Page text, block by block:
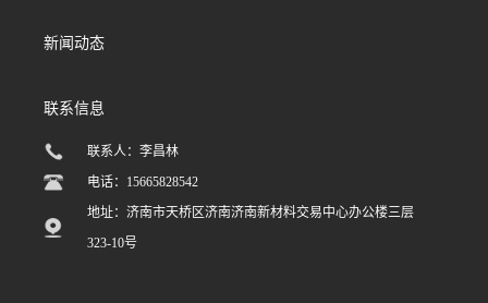
新闻动态
联系信息
联系人：李昌林
电话：15665828542
地址：济南市天桥区济南济南新材料交易中心办公楼三层
323-10号